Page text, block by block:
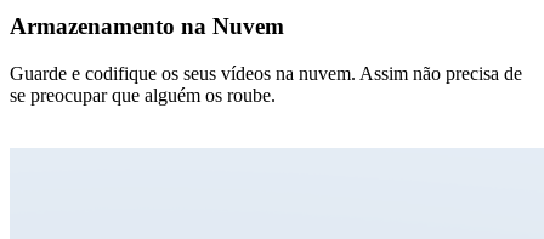
Armazenamento na Nuvem
Guarde e codifique os seus vídeos na nuvem. Assim não precisa de
se preocupar que alguém os roube.